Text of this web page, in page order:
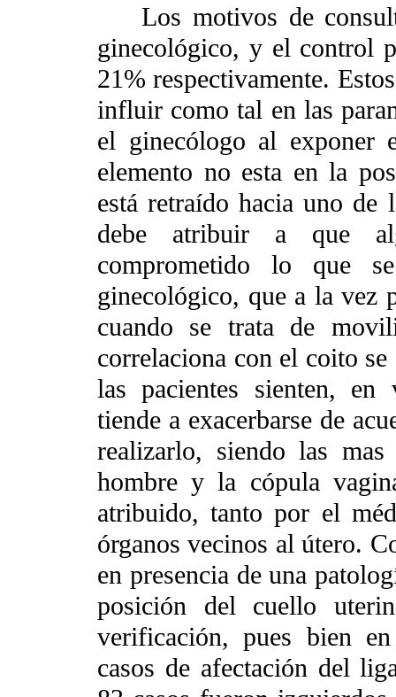
Los motivos de
ginecológico, y el control
21% respectivamente.
influir como tal en las
el ginecólogo al exponer
elemento no esta en la
está retraído hacia uno de
debe atribuir a que
comprometido lo que
ginecológico, que a la vez
cuando se trata de
correlaciona con el coito
las pacientes sienten,
tiende a exacerbarse de
realizarlo, siendo las
hombre y la cópula
atribuido, tanto por el
órganos vecinos al útero.
en presencia de una
posición del cuello
verificación, pues bien
casos de afectación del